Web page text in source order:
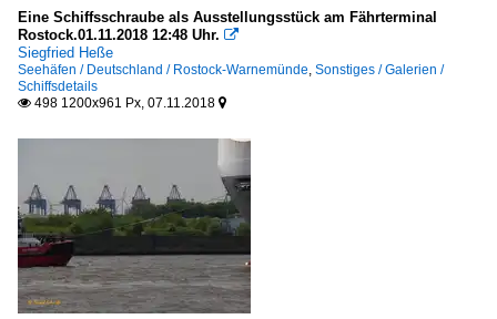
Eine Schiffsschraube als Ausstellungsstück am Fährterminal
Rostock.01.11.2018 12:48 Uhr. 
Siegfried Heße
Seehäfen / Deutschland / Rostock-Warnemünde, Sonstiges / Galerien /
Schiffsdetails
 498 1200x961 Px, 07.11.2018 